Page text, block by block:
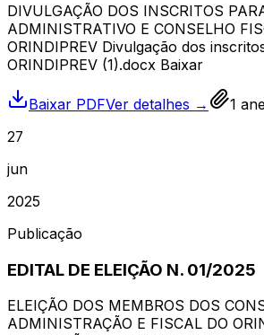
DIVULGAÇÃO DOS INSCRITOS
ADMINISTRATIVO E CONSELHO
ORINDIPREV Divulgação dos
ORINDIPREV (1).docx Baixar
Baixar PDFVer detalhes → 1
27
jun
2025
Publicação
EDITAL DE ELEIÇÃO N. 01/2025
ELEIÇÃO DOS MEMBROS DOS
ADMINISTRAÇÃO E FISCAL DO